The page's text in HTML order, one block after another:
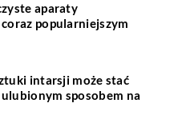
aparaty
popularniejszym
intarsji może stać
sposobem na